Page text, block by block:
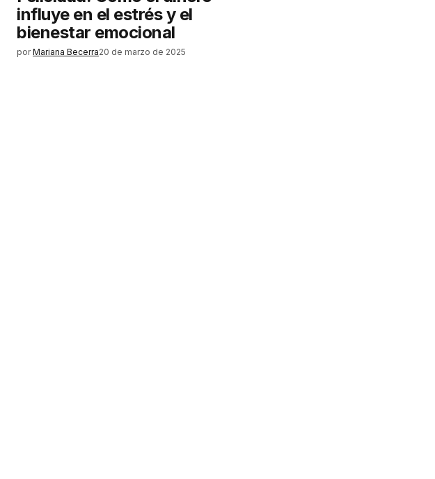
influye en el estrés y el
bienestar emocional
por Mariana Becerra20 de marzo de 2025